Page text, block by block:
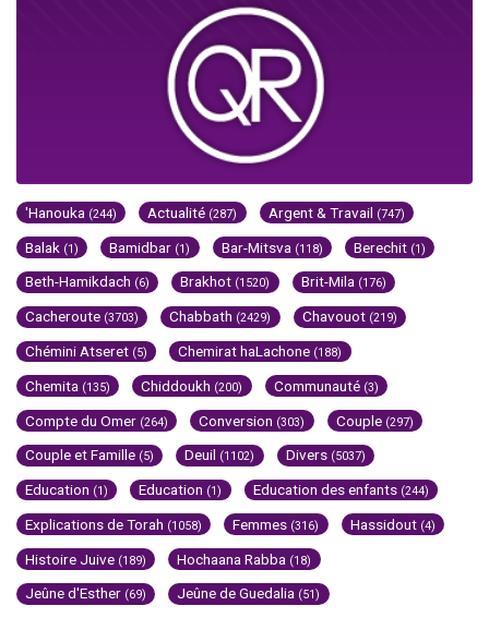
'Hanouka (244) Actualité (287) Argent & Travail (747)
Balak (1) Bamidbar (1) Bar-Mitsva (118) Berechit (1)
Beth-Hamikdach (6) Brakhot (1520) Brit-Mila (176)
Cacheroute (3703) Chabbath (2429) Chavouot (219)
Chémini Atseret (5) Chemirat haLachone (188)
Chemita (135) Chiddoukh (200) Communauté (3)
Compte du Omer (264) Conversion (303) Couple (297)
Couple et Famille (5) Deuil (1102) Divers (5037)
Education (1) Education (1) Education des enfants (244)
Explications de Torah (1058) Femmes (316) Hassidout (4)
Histoire Juive (189) Hochaana Rabba (18)
Jeûne d'Esther (69) Jeûne de Guedalia (51)